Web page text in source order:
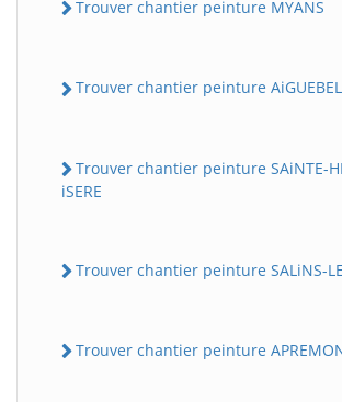
Trouver chantier peinture MYANS
Trouver chantier peinture
Trouver chantier peinture SAiNTE-
iSERE
Trouver chantier peinture SALiNS-
Trouver chantier peinture